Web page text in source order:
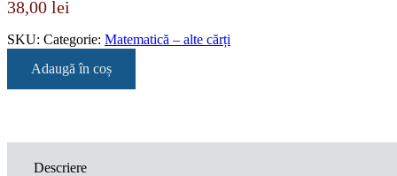
38,00 lei
SKU: Categorie: Matematică – alte cărți
Adaugă în coș
Descriere